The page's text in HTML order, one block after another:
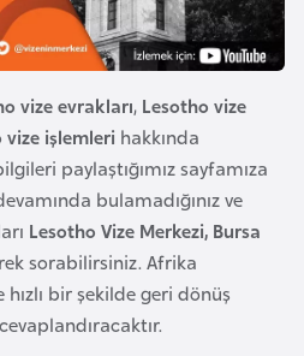
vize evrakları, Lesotho vize
vize işlemleri hakkında
paylaştığımız sayfamıza
bulamadığınız ve
Lesotho Vize Merkezi, Bursa
sorabilirsiniz. Afrika
bir şekilde geri dönüş